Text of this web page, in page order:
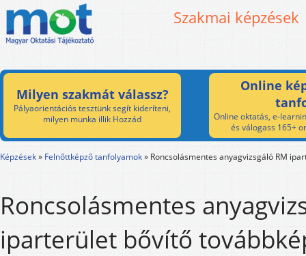
Szakmai képzések
Milyen szakmát válassz?
Pályaorientációs tesztünk segít kideríteni,
milyen munka illik Hozzád
Online
Online oktatás, e-
és válogass 165+
Képzések» Felnőttképző tanfolyamok» Roncsolásmentes anyagvizsgáló RM
Roncsolásmentes
iparterület bővítő